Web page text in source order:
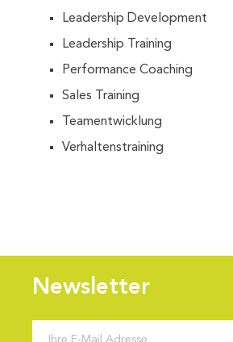
Leadership Development
Leadership Training
Performance Coaching
Sales Training
Teamentwicklung
Verhaltenstraining
Newsletter